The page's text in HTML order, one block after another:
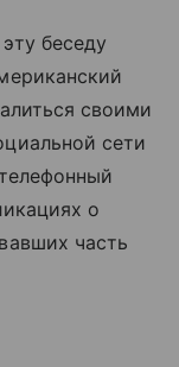
беседу
своими
сети
о
часть